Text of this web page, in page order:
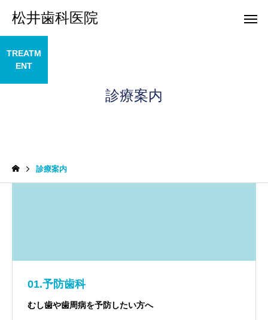
松井歯科医院
診療案内
TREATM
ENT
診療案内
01.予防歯科
むし歯や歯周病を予防したい方へ